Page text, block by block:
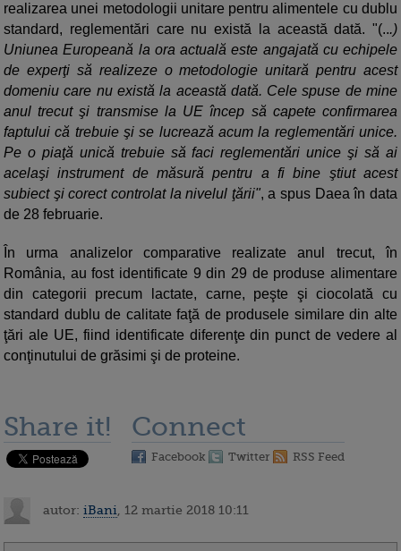
realizarea unei metodologii unitare pentru alimentele cu dublu
standard, reglementări care nu există la această dată. "(...)
Uniunea Europeană la ora actuală este angajată cu echipele
de experţi să realizeze o metodologie unitară pentru acest
domeniu care nu există la această dată. Cele spuse de mine
anul trecut şi transmise la UE încep să capete confirmarea
faptului că trebuie şi se lucrează acum la reglementări unice.
Pe o piaţă unică trebuie să faci reglementări unice şi să ai
acelaşi instrument de măsură pentru a fi bine ştiut acest
subiect şi corect controlat la nivelul ţării", a spus Daea în data
de 28 februarie.
În urma analizelor comparative realizate anul trecut, în
România, au fost identificate 9 din 29 de produse alimentare
din categorii precum lactate, carne, peşte şi ciocolată cu
standard dublu de calitate faţă de produsele similare din alte
ţări ale UE, fiind identificate diferenţe din punct de vedere al
conţinutului de grăsimi şi de proteine.
Share it! Connect
Facebook Twitter RSS Feed
autor: iBani , 12 martie 2018 10:11